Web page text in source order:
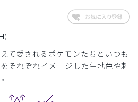
)
て愛されるポケモンたちといつも
それぞれイメージした生地色や刺